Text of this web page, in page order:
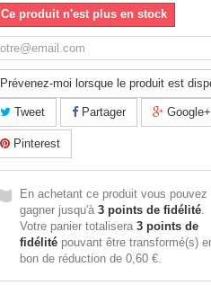
Ce produit n'est plus en stock
Prévenez-moi lorsque le produit est
Tweet Partager Google+
Pinterest
En achetant ce produit vous pouvez
gagner jusqu'à 3 points de fidélité.
Votre panier totalisera 3 points de
fidélité pouvant être transformé(s)
bon de réduction de 0,60 €.